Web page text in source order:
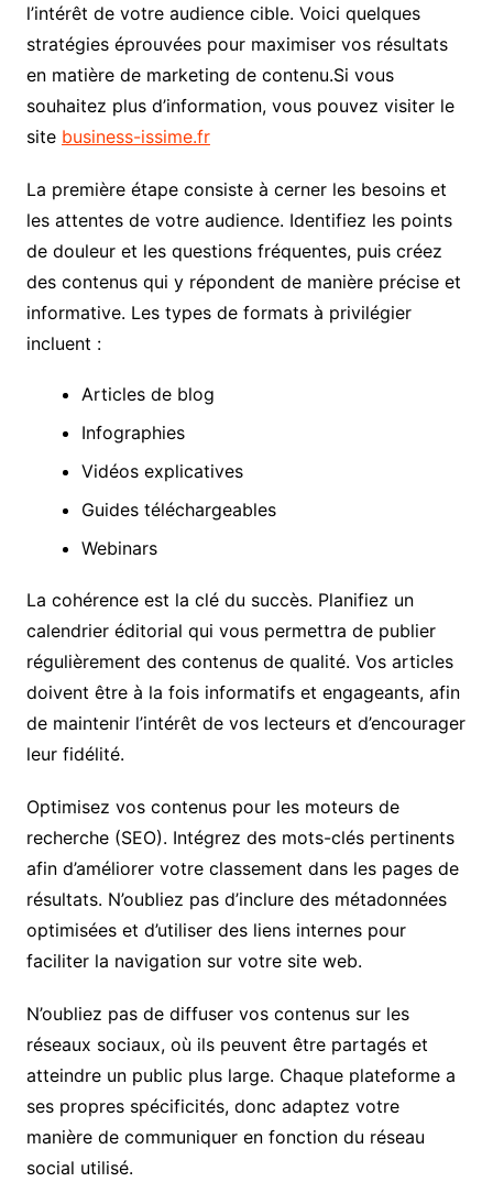
l’intérêt de votre audience cible. Voici quelques
stratégies éprouvées pour maximiser vos résultats
en matière de marketing de contenu.Si vous
souhaitez plus d’information, vous pouvez visiter le
site business-issime.fr
La première étape consiste à cerner les besoins et
les attentes de votre audience. Identifiez les points
de douleur et les questions fréquentes, puis créez
des contenus qui y répondent de manière précise et
informative. Les types de formats à privilégier
incluent :
Articles de blog
Infographies
Vidéos explicatives
Guides téléchargeables
Webinars
La cohérence est la clé du succès. Planifiez un
calendrier éditorial qui vous permettra de publier
régulièrement des contenus de qualité. Vos articles
doivent être à la fois informatifs et engageants, afin
de maintenir l’intérêt de vos lecteurs et d’encourager
leur fidélité.
Optimisez vos contenus pour les moteurs de
recherche (SEO). Intégrez des mots-clés pertinents
afin d’améliorer votre classement dans les pages de
résultats. N’oubliez pas d’inclure des métadonnées
optimisées et d’utiliser des liens internes pour
faciliter la navigation sur votre site web.
N’oubliez pas de diffuser vos contenus sur les
réseaux sociaux, où ils peuvent être partagés et
atteindre un public plus large. Chaque plateforme a
ses propres spécificités, donc adaptez votre
manière de communiquer en fonction du réseau
social utilisé.